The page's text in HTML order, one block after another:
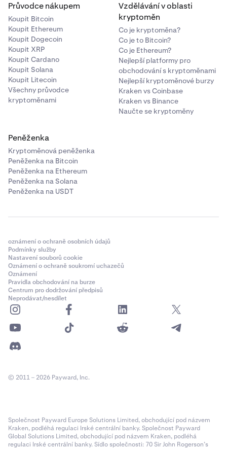
Průvodce nákupem
Koupit Bitcoin
Koupit Ethereum
Koupit Dogecoin
Koupit XRP
Koupit Cardano
Koupit Solana
Koupit Litecoin
Všechny průvodce
kryptoměnami
Vzdělávání v oblasti
kryptoměn
Co je kryptoměna?
Co je to Bitcoin?
Co je Ethereum?
Nejlepší platformy pro
obchodování s kryptoměnami
Nejlepší kryptoměnové burzy
Kraken vs Coinbase
Kraken vs Binance
Naučte se kryptoměny
Peněženka
Kryptoměnová peněženka
Peněženka na Bitcoin
Peněženka na Ethereum
Peněženka na Solana
Peněženka na USDT
oznámení o ochraně osobních údajů
Podmínky služby
Nastavení souborů cookie
Oznámení o ochraně soukromí uchazečů
Oznámení
Pravidla obchodování na burze
Centrum pro dodržování předpisů
Neprodávat/nesdílet
© 2011 – 2026 Payward, Inc.
Společnost Payward Europe Solutions Limited, obchodující pod názvem
Kraken, podléhá regulaci Irské centrální banky. Společnost Payward
Global Solutions Limited, obchodující pod názvem Kraken, podléhá
regulaci Irské centrální banky. Sídlo společnosti: 70 Sir John Rogerson’s